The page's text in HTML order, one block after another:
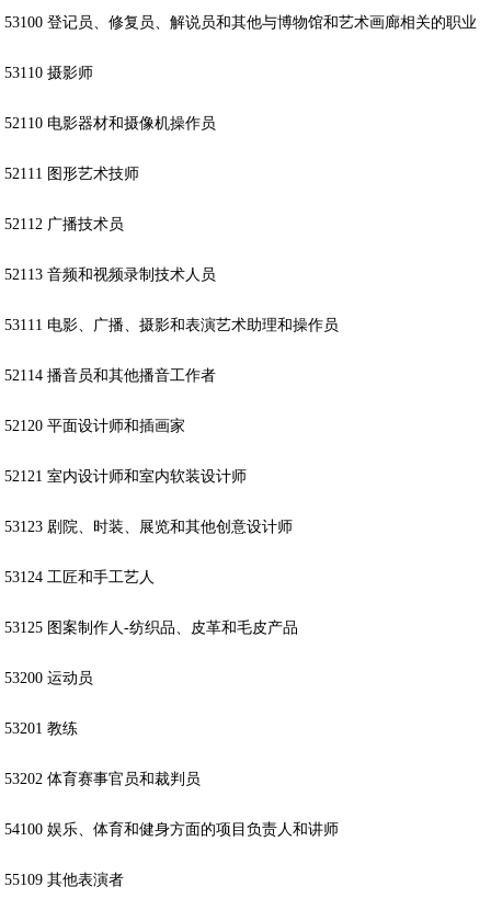
53100 登记员、修复员、解说员和其他与博物馆和艺术画廊相关的职业
53110 摄影师
52110 电影器材和摄像机操作员
52111 图形艺术技师
52112 广播技术员
52113 音频和视频录制技术人员
53111 电影、广播、摄影和表演艺术助理和操作员
52114 播音员和其他播音工作者
52120 平面设计师和插画家
52121 室内设计师和室内软装设计师
53123 剧院、时装、展览和其他创意设计师
53124 工匠和手工艺人
53125 图案制作人-纺织品、皮革和毛皮产品
53200 运动员
53201 教练
53202 体育赛事官员和裁判员
54100 娱乐、体育和健身方面的项目负责人和讲师
55109 其他表演者